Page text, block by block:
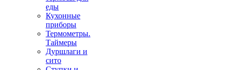
еды
Кухонные
приборы
Термометры.
Таймеры
Дуршлаги и
сито